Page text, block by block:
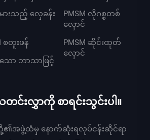
မားသည့် လှေခန်း
စတူးဖန်
ော ဘာသာဖြင့်
PMSM လိုဂစ္စတစ်
လှောင်
PMSM ဆိုင်းထုတ်
လှောင်
းလွှာကို စာရင်းသွင်းပါ။
၏အဖွဲ့ထံမှ နောက်ဆုံးရလုပ်ငန်းဆိုင်ရာ